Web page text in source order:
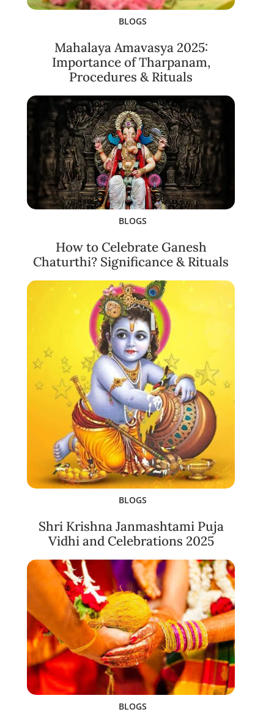
BLOGS
Mahalaya Amavasya 2025:
Importance of Tharpanam,
Procedures & Rituals
BLOGS
How to Celebrate Ganesh
Chaturthi? Significance & Rituals
BLOGS
Shri Krishna Janmashtami Puja
Vidhi and Celebrations 2025
BLOGS